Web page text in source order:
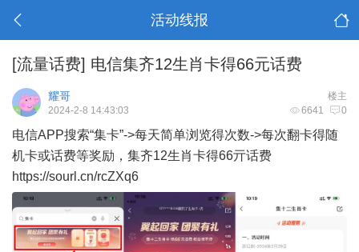
活动线报
[流量话费] 电信集齐12生肖卡得66元话费
楼主
耀哥
6641 0
2024-2-8 14:43:03
电信APP搜索“集卡”->每天简单浏览得次数->每次翻卡得随
机卡或话费等奖励，集齐12生肖卡得66亓话费
https://sourl.cn/rcZXq6